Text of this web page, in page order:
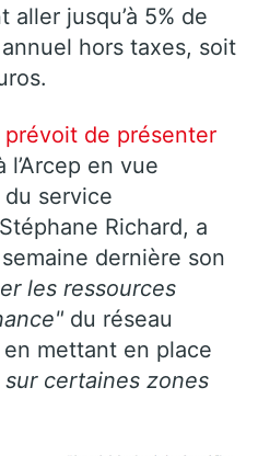
jusqu’à 5% de
hors taxes, soit
prévoit de présenter
l’Arcep en vue
du service
Richard, a
dernière son
les ressources
du réseau
mettant en place
certaines zones